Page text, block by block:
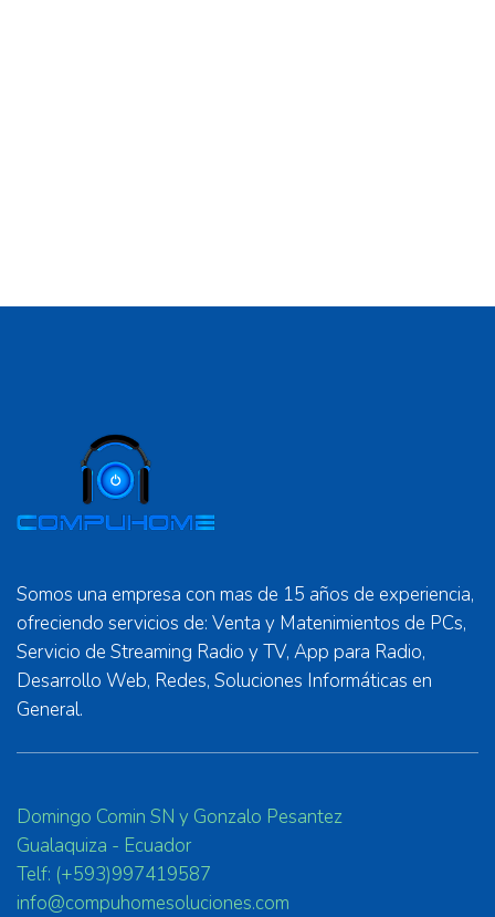
Somos una empresa con mas de 15 años de experiencia,
ofreciendo servicios de: Venta y Matenimientos de PCs,
Servicio de Streaming Radio y TV, App para Radio,
Desarrollo Web, Redes, Soluciones Informáticas en
General.
Domingo Comin SN y Gonzalo Pesantez
Gualaquiza - Ecuador
Telf: (+593)997419587
info@compuhomesoluciones.com